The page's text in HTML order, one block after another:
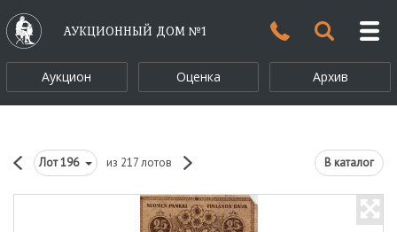
АУКЦИОННЫЙ ДОМ №1
Аукцион Оценка Архив
Лот196 из 217 лотов В каталог